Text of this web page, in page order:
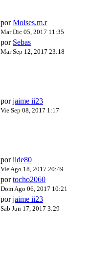
porMoises.m.r
Mar Dic 05, 2017 11:35
por Sebas
Mar Sep 12, 2017 23:18
porjaime ii23
Vie Sep 08, 2017 1:17
porilde80
Vie Ago 18, 2017 20:49
portocho2060
Dom Ago 06, 2017 10:21
porjaime ii23
Sab Jun 17, 2017 3:29